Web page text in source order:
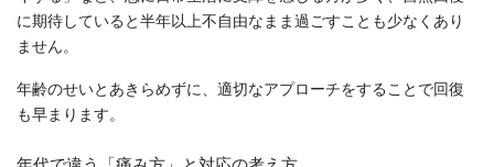
に期待していると半年以上不自由なまま過ごすことも少なくあり
ません。
年齢のせいとあきらめずに、適切なアプローチをすることで回復
も早まります。